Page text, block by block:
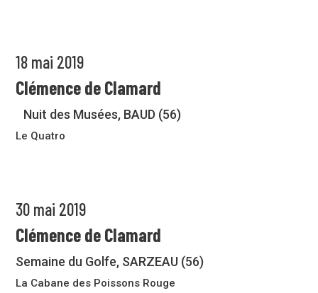
18 mai 2019
Clémence de Clamard
Nuit des Musées, BAUD (56)
Le Quatro
30 mai 2019
Clémence de Clamard
Semaine du Golfe, SARZEAU (56)
La Cabane des Poissons Rouge